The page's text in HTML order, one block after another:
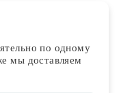
по одному
мы доставляем